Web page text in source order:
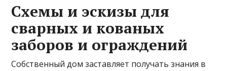
Схемы и эскизы для
сварных и кованых
заборов и ограждений
Собственный дом заставляет получать знания в